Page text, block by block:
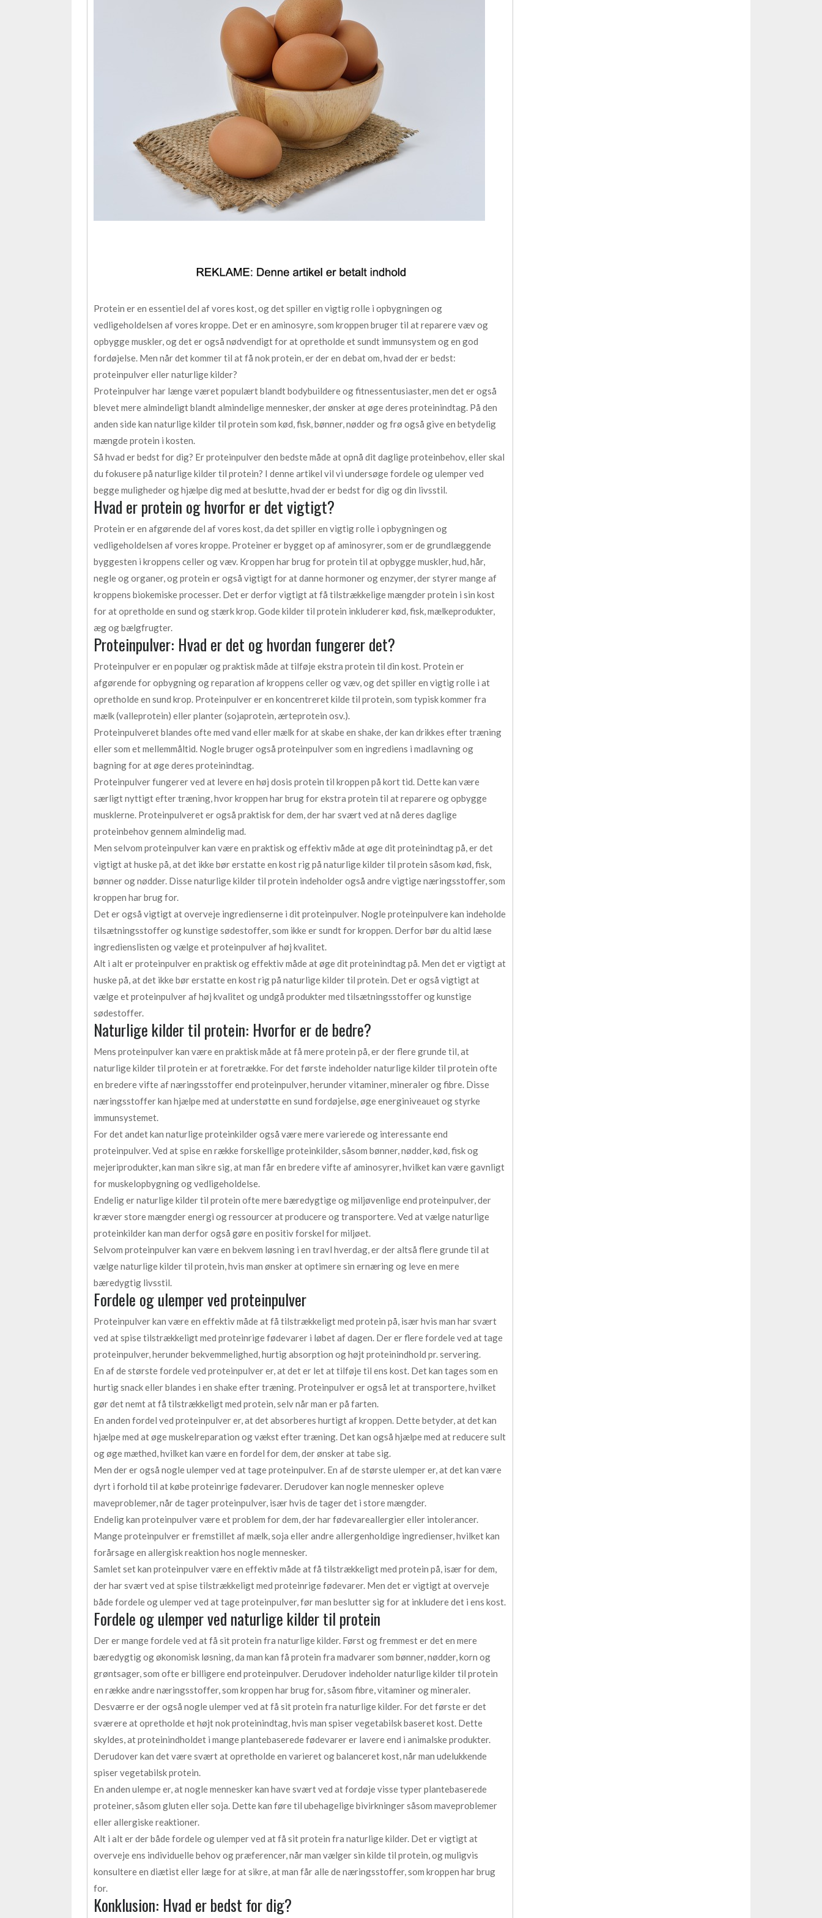
Protein er en essentiel del af vores kost, og det spiller en vigtig rolle i opbygningen og
vedligeholdelsen af vores kroppe. Det er en aminosyre, som kroppen bruger til at reparere væv og
opbygge muskler, og det er også nødvendigt for at opretholde et sundt immunsystem og en god
fordøjelse. Men når det kommer til at få nok protein, er der en debat om, hvad der er bedst:
proteinpulver eller naturlige kilder?
Proteinpulver har længe været populært blandt bodybuildere og fitnessentusiaster, men det er også
blevet mere almindeligt blandt almindelige mennesker, der ønsker at øge deres proteinindtag. På den
anden side kan naturlige kilder til protein som kød, fisk, bønner, nødder og frø også give en betydelig
mængde protein i kosten.
Så hvad er bedst for dig? Er proteinpulver den bedste måde at opnå dit daglige proteinbehov, eller skal
du fokusere på naturlige kilder til protein? I denne artikel vil vi undersøge fordele og ulemper ved
begge muligheder og hjælpe dig med at beslutte, hvad der er bedst for dig og din livsstil.
Hvad er protein og hvorfor er det vigtigt?
Protein er en afgørende del af vores kost, da det spiller en vigtig rolle i opbygningen og
vedligeholdelsen af vores kroppe. Proteiner er bygget op af aminosyrer, som er de grundlæggende
byggesten i kroppens celler og væv. Kroppen har brug for protein til at opbygge muskler, hud, hår,
negle og organer, og protein er også vigtigt for at danne hormoner og enzymer, der styrer mange af
kroppens biokemiske processer. Det er derfor vigtigt at få tilstrækkelige mængder protein i sin kost
for at opretholde en sund og stærk krop. Gode kilder til protein inkluderer kød, fisk, mælkeprodukter,
æg og bælgfrugter.
Proteinpulver: Hvad er det og hvordan fungerer det?
Proteinpulver er en populær og praktisk måde at tilføje ekstra protein til din kost. Protein er
afgørende for opbygning og reparation af kroppens celler og væv, og det spiller en vigtig rolle i at
opretholde en sund krop. Proteinpulver er en koncentreret kilde til protein, som typisk kommer fra
mælk (valleprotein) eller planter (sojaprotein, ærteprotein osv.).
Proteinpulveret blandes ofte med vand eller mælk for at skabe en shake, der kan drikkes efter træning
eller som et mellemmåltid. Nogle bruger også proteinpulver som en ingrediens i madlavning og
bagning for at øge deres proteinindtag.
Proteinpulver fungerer ved at levere en høj dosis protein til kroppen på kort tid. Dette kan være
særligt nyttigt efter træning, hvor kroppen har brug for ekstra protein til at reparere og opbygge
musklerne. Proteinpulveret er også praktisk for dem, der har svært ved at nå deres daglige
proteinbehov gennem almindelig mad.
Men selvom proteinpulver kan være en praktisk og effektiv måde at øge dit proteinindtag på, er det
vigtigt at huske på, at det ikke bør erstatte en kost rig på naturlige kilder til protein såsom kød, fisk,
bønner og nødder. Disse naturlige kilder til protein indeholder også andre vigtige næringsstoffer, som
kroppen har brug for.
Det er også vigtigt at overveje ingredienserne i dit proteinpulver. Nogle proteinpulvere kan indeholde
tilsætningsstoffer og kunstige sødestoffer, som ikke er sundt for kroppen. Derfor bør du altid læse
ingredienslisten og vælge et proteinpulver af høj kvalitet.
Alt i alt er proteinpulver en praktisk og effektiv måde at øge dit proteinindtag på. Men det er vigtigt at
huske på, at det ikke bør erstatte en kost rig på naturlige kilder til protein. Det er også vigtigt at
vælge et proteinpulver af høj kvalitet og undgå produkter med tilsætningsstoffer og kunstige
sødestoffer.
Naturlige kilder til protein: Hvorfor er de bedre?
Mens proteinpulver kan være en praktisk måde at få mere protein på, er der flere grunde til, at
naturlige kilder til protein er at foretrække. For det første indeholder naturlige kilder til protein ofte
en bredere vifte af næringsstoffer end proteinpulver, herunder vitaminer, mineraler og fibre. Disse
næringsstoffer kan hjælpe med at understøtte en sund fordøjelse, øge energiniveauet og styrke
immunsystemet.
For det andet kan naturlige proteinkilder også være mere varierede og interessante end
proteinpulver. Ved at spise en række forskellige proteinkilder, såsom bønner, nødder, kød, fisk og
mejeriprodukter, kan man sikre sig, at man får en bredere vifte af aminosyrer, hvilket kan være gavnligt
for muskelopbygning og vedligeholdelse.
Endelig er naturlige kilder til protein ofte mere bæredygtige og miljøvenlige end proteinpulver, der
kræver store mængder energi og ressourcer at producere og transportere. Ved at vælge naturlige
proteinkilder kan man derfor også gøre en positiv forskel for miljøet.
Selvom proteinpulver kan være en bekvem løsning i en travl hverdag, er der altså flere grunde til at
vælge naturlige kilder til protein, hvis man ønsker at optimere sin ernæring og leve en mere
bæredygtig livsstil.
Fordele og ulemper ved proteinpulver
Proteinpulver kan være en effektiv måde at få tilstrækkeligt med protein på, især hvis man har svært
ved at spise tilstrækkeligt med proteinrige fødevarer i løbet af dagen. Der er flere fordele ved at tage
proteinpulver, herunder bekvemmelighed, hurtig absorption og højt proteinindhold pr. servering.
En af de største fordele ved proteinpulver er, at det er let at tilføje til ens kost. Det kan tages som en
hurtig snack eller blandes i en shake efter træning. Proteinpulver er også let at transportere, hvilket
gør det nemt at få tilstrækkeligt med protein, selv når man er på farten.
En anden fordel ved proteinpulver er, at det absorberes hurtigt af kroppen. Dette betyder, at det kan
hjælpe med at øge muskelreparation og vækst efter træning. Det kan også hjælpe med at reducere sult
og øge mæthed, hvilket kan være en fordel for dem, der ønsker at tabe sig.
Men der er også nogle ulemper ved at tage proteinpulver. En af de største ulemper er, at det kan være
dyrt i forhold til at købe proteinrige fødevarer. Derudover kan nogle mennesker opleve
maveproblemer, når de tager proteinpulver, især hvis de tager det i store mængder.
Endelig kan proteinpulver være et problem for dem, der har fødevareallergier eller intolerancer.
Mange proteinpulver er fremstillet af mælk, soja eller andre allergenholdige ingredienser, hvilket kan
forårsage en allergisk reaktion hos nogle mennesker.
Samlet set kan proteinpulver være en effektiv måde at få tilstrækkeligt med protein på, især for dem,
der har svært ved at spise tilstrækkeligt med proteinrige fødevarer. Men det er vigtigt at overveje
både fordele og ulemper ved at tage proteinpulver, før man beslutter sig for at inkludere det i ens kost.
Fordele og ulemper ved naturlige kilder til protein
Der er mange fordele ved at få sit protein fra naturlige kilder. Først og fremmest er det en mere
bæredygtig og økonomisk løsning, da man kan få protein fra madvarer som bønner, nødder, korn og
grøntsager, som ofte er billigere end proteinpulver. Derudover indeholder naturlige kilder til protein
en række andre næringsstoffer, som kroppen har brug for, såsom fibre, vitaminer og mineraler.
Desværre er der også nogle ulemper ved at få sit protein fra naturlige kilder. For det første er det
sværere at opretholde et højt nok proteinindtag, hvis man spiser vegetabilsk baseret kost. Dette
skyldes, at proteinindholdet i mange plantebaserede fødevarer er lavere end i animalske produkter.
Derudover kan det være svært at opretholde en varieret og balanceret kost, når man udelukkende
spiser vegetabilsk protein.
En anden ulempe er, at nogle mennesker kan have svært ved at fordøje visse typer plantebaserede
proteiner, såsom gluten eller soja. Dette kan føre til ubehagelige bivirkninger såsom maveproblemer
eller allergiske reaktioner.
Alt i alt er der både fordele og ulemper ved at få sit protein fra naturlige kilder. Det er vigtigt at
overveje ens individuelle behov og præferencer, når man vælger sin kilde til protein, og muligvis
konsultere en diætist eller læge for at sikre, at man får alle de næringsstoffer, som kroppen har brug
for.
Konklusion: Hvad er bedst for dig?